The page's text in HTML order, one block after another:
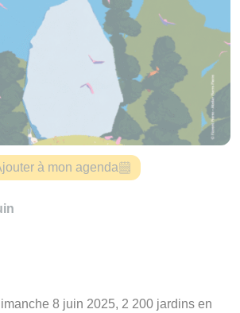
à mon agenda
8 juin 2025, 2 200 jardins en